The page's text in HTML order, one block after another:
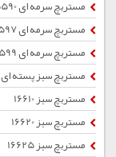
مستربچ سرمه ای 15590
مستربچ سرمه ای 15597
مستربچ سرمه ای 15599
مستربچ سبز پسته ای 16800
مستربچ سبز 16610
مستربچ سبز 16620
مستربچ سبز 16625